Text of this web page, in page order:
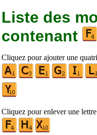
Liste des
contenant
Cliquez pour ajouter une
Cliquez pour enlever une lettre